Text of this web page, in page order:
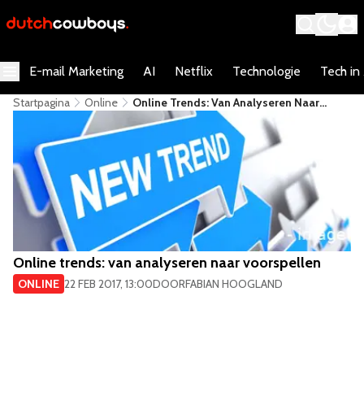
E-mail Marketing AI Netflix Technologie Tech in
Startpagina Online
​Online Trends: Van Analyseren Naar
Voorspellen
​Online trends: van analyseren naar voorspellen
ONLINE 22 FEB 2017, 13:00DOORFABIAN HOOGLAND